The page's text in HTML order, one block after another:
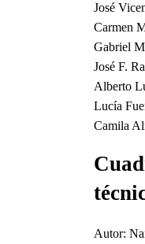
José
Carmen
Gabriel
José F.
Alberto
Lucía
Camila
Autor: